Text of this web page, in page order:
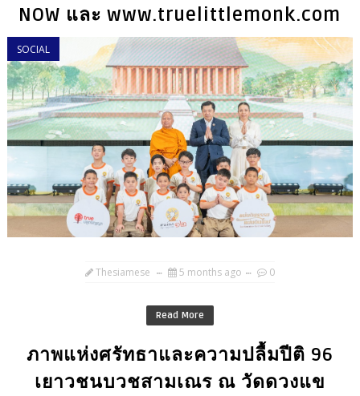
NOW และ www.truelittlemonk.com
SOCIAL
Thesiamese 5 months ago 0
Read More
ภาพแห่งศรัทธาและความปลื้มปีติ 96
เยาวชนบวชสามเณร ณ วัดดวงแข